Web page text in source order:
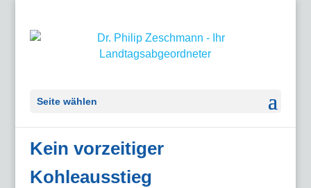
Seite wählen
Kein vorzeitiger
Kohleausstieg